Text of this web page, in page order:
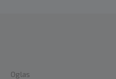
Oglas